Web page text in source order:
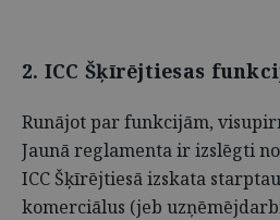
2. ICC Šķīrējtiesas
Runājot par funkcijām,
Jaunā reglamenta ir izslēgti
ICC Šķīrējtiesā izskata
komerciālus (jeb